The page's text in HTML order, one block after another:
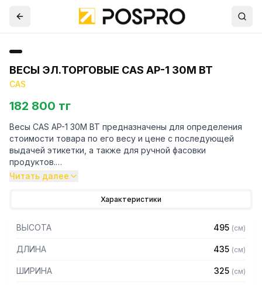
ВЕСЫ ЭЛ.ТОРГОВЫЕ CAS AP-1 30M BT
CAS
182 800 тг
Весы CAS AP-1 30M BT предназначены для определения
стоимости товара по его весу и цене с последующей
выдачей этикетки, а также для ручной фасовки
продуктов.
– Автоматический расчет общей стоимости исходя из
массы и цены за единицу
– Расчет сдачи
– Возможность видеть массу НЕТТО
Читать далее
Характеристики
ВЫСОТА 495 (см)
ДЛИНА 435 (см)
ШИРИНА 325 (см)